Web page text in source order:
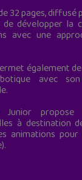
32 pages, diffusé
développer la
avec une
également
avec
Junior
à destination
animations